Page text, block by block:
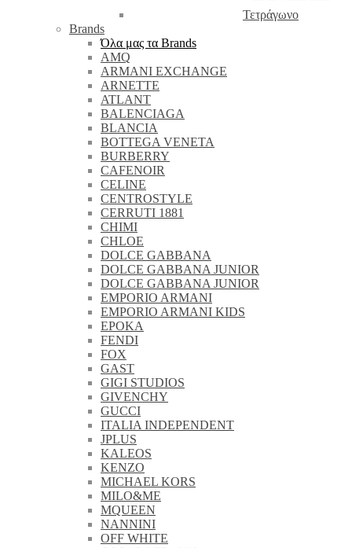
Τετράγωνο
Brands
Όλα μας τα Brands
AMQ
ARMANI EXCHANGE
ARNETTE
ATLANT
BALENCIAGA
BLANCIA
BOTTEGA VENETA
BURBERRY
CAFENOIR
CELINE
CENTROSTYLE
CERRUTI 1881
CHIMI
CHLOE
DOLCE GABBANA
DOLCE GABBANA JUNIOR
DOLCE GABBANA JUNIOR
EMPORIO ARMANI
EMPORIO ARMANI KIDS
EPOKA
FENDI
FOX
GAST
GIGI STUDIOS
GIVENCHY
GUCCI
ITALIA INDEPENDENT
JPLUS
KALEOS
KENZO
MICHAEL KORS
MILO&ME
MQUEEN
NANNINI
OFF WHITE